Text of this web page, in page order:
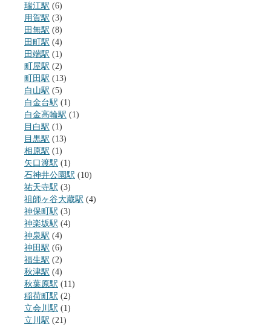
瑞江駅 (6)
用賀駅 (3)
田無駅 (8)
田町駅 (4)
田端駅 (1)
町屋駅 (2)
町田駅 (13)
白山駅 (5)
白金台駅 (1)
白金高輪駅 (1)
目白駅 (1)
目黒駅 (13)
相原駅 (1)
矢口渡駅 (1)
石神井公園駅 (10)
祐天寺駅 (3)
祖師ヶ谷大蔵駅 (4)
神保町駅 (3)
神楽坂駅 (4)
神泉駅 (4)
神田駅 (6)
福生駅 (2)
秋津駅 (4)
秋葉原駅 (11)
稲荷町駅 (2)
立会川駅 (1)
立川駅 (21)